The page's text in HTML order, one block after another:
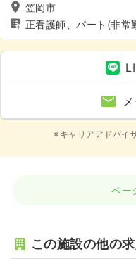
笠岡市
正看護師、パート(非常
※キャリアアドバイ
ペー
この施設の他の